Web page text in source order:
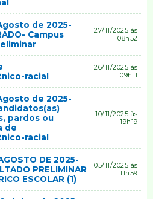
de 2025-
Campus
27/11/2025 às
08h52
racial
26/11/2025 às
09h11
de 2025-
pardos ou
de
racial
10/11/2025 às
19h19
DE 2025-
PRELIMINAR
ESCOLAR (1)
05/11/2025 às
11h59